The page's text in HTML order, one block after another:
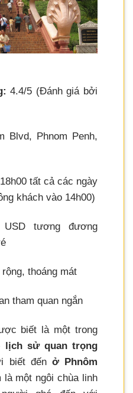
4.4/5 (Đánh giá bởi
Blvd, Phnom Penh,
tất cả các ngày
khách vào 14h00)
tương đương
thoáng mát
tham quan ngắn
biết là một trong
lịch sử quan trọng
biết đến ở Phnôm
một ngôi chùa linh